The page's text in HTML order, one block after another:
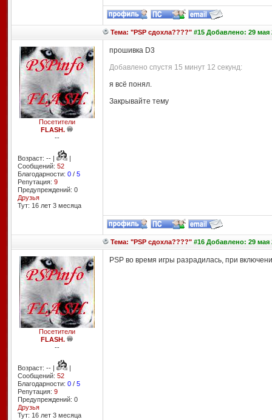
Тема: "PSP сдохла????"#15 Добавлено: 29 мая
Посетители
FLASH.
--
Возраст: -- |
|
Сообщений: 52
Благодарности: 0/ 5
Репутация: 9
Предупреждений: 0
Друзья
Тут: 16 лет 3 месяцa
прошивка D3
Добавлено спустя 15 минут 12 секунд:
я всё понял.
Закрывайте тему
Тема: "PSP сдохла????"#16 Добавлено: 29 мая
Посетители
FLASH.
--
Возраст: -- |
|
Сообщений: 52
Благодарности: 0/ 5
Репутация: 9
Предупреждений: 0
Друзья
Тут: 16 лет 3 месяцa
PSP во время игры разрадилась, при